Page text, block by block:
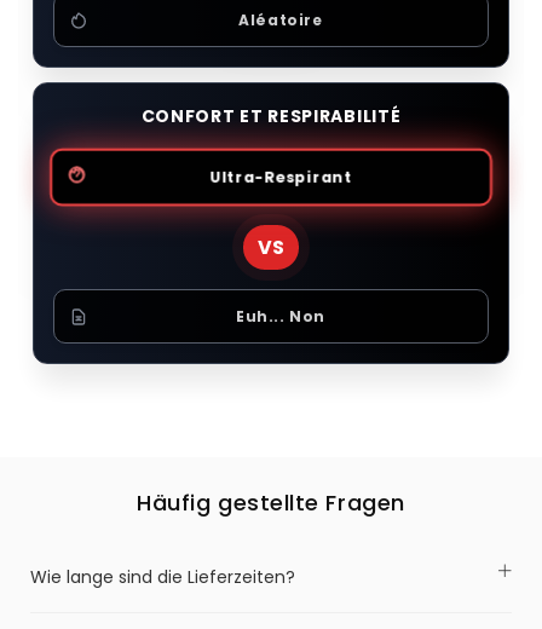
Aléatoire
CONFORT ET RESPIRABILITÉ
Ultra-Respirant
VS
Euh... Non
Häufig gestellte Fragen
Wie lange sind die Lieferzeiten?